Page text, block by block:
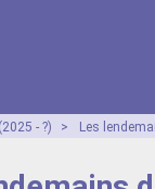
- ?) > Les